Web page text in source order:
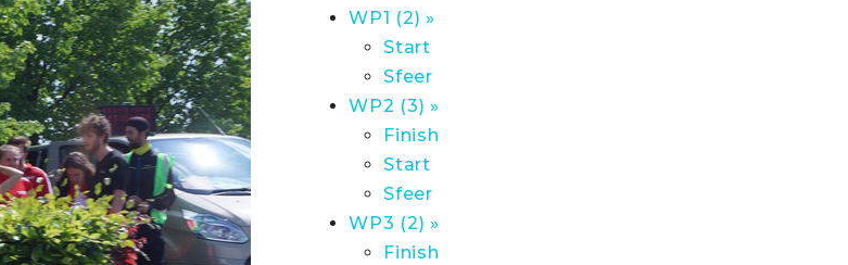
WP1 (2) »
Start
Sfeer
WP2 (3) »
Finish
Start
Sfeer
WP3 (2) »
Finish